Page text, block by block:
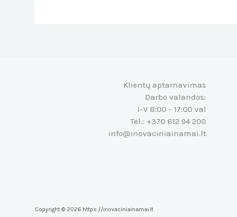
Klientų aptarnavimas
Darbo valandos:
I-V 8:00 - 17:00 val
Tel.: +370 612 94 200
info@inovaciniainamai.lt
Copyright © 2026 https://inovaciniainamai.lt